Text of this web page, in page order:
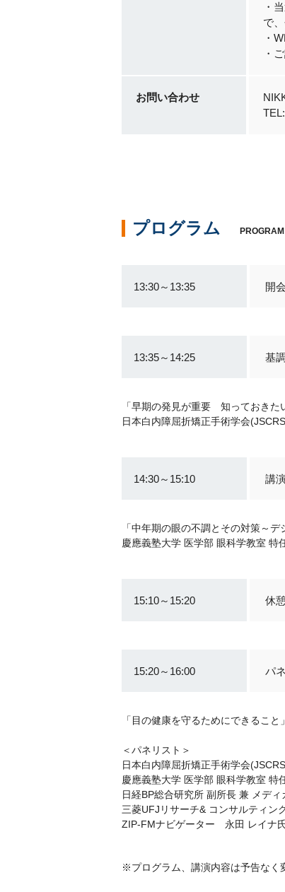
・
で
・
・
お問い合わせ
プログラム PROGRAM
13:30～13:35 開
13:35～14:25 基
「早期の発見が重要 知っておきた
日本白内障屈折矯正手術学会
14:30～15:10 講
「中年期の眼の不調とその対策～
慶應義塾大学 医学部 眼科学教室
15:10～15:20 休憩
15:20～16:00 パ
「目の健康を守るためにできること」
＜パネリスト＞
日本白内障屈折矯正手術学会
慶應義塾大学 医学部 眼科学教室
日経BP総合研究所 副所長 兼 メデ
三菱UFJリサーチ& コンサルティ
ZIP-FMナビゲーター 永田 レイナ
※プログラム、講演内容は予告なく